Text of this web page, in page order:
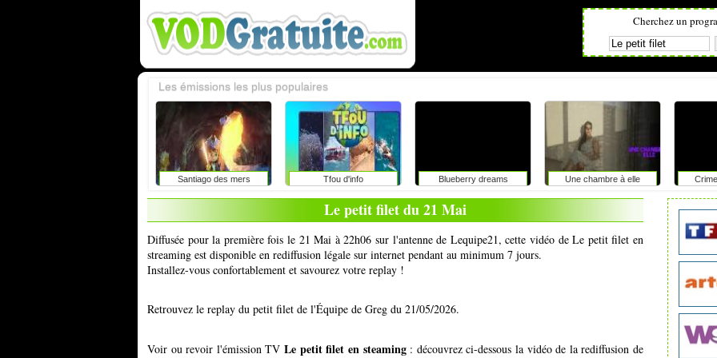
Cherchez un
Santiago des mers Tfou d'info Blueberry dreams Une chambre à elle
Les émissions les plus populaires
Le petit filet du 21 Mai
Diffusée pour la première fois le 21 Mai à 22h06 sur l'antenne de Lequipe21, cette vidéo de Le petit filet en
streaming est disponible en rediffusion légale sur internet pendant au minimum 7 jours.
Installez-vous confortablement et savourez votre replay !
Retrouvez le replay du petit filet de l'Équipe de Greg du 21/05/2026.
Voir ou revoir l'émission TVLe petit filet en steaming: découvrez ci-dessous la vidéo de la rediffusion de